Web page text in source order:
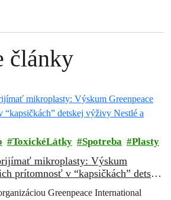
články
ToxickéLátky Spotreba Plasty
mikroplasty: Výskum
prítomnosť v “kapsičkách” detskej
Greenpeace International